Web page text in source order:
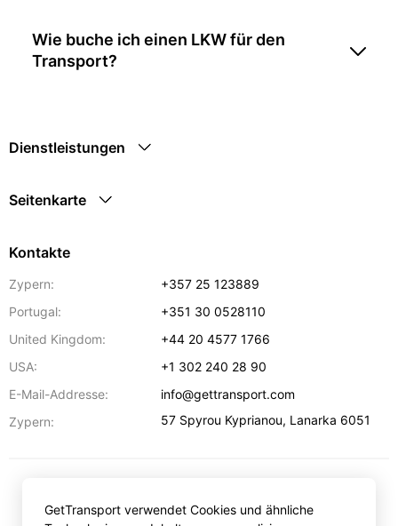
Wie buche ich einen LKW für den
Transport?
Dienstleistungen
Seitenkarte
Kontakte
Zypern:
+357 25 123889
Portugal:
+351 30 0528110
United Kingdom:
+44 20 4577 1766
USA:
+1 302 240 28 90
E-Mail-Addresse:
info@gettransport.com
Zypern:
57 Spyrou Kyprianou, Lanarka 6051
GetTransport verwendet Cookies und ähnliche